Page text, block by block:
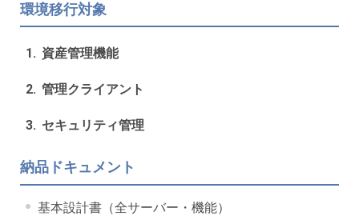
環境移行対象
資産管理機能
管理クライアント
セキュリティ管理
納品ドキュメント
基本設計書（全サーバー・機能）